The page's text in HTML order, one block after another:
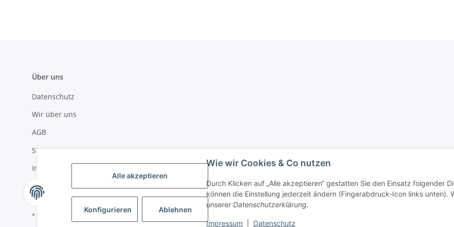
Alle akzeptieren
Konfigurieren Ablehnen
Wie wir Cookies & Co nutzen
Durch Klicken auf „Alle akzeptieren“ gestatten Sie den Einsatz folgender
können die Einstellung jederzeit ändern (Fingerabdruck-Icon links unten).
unserer Datenschutzerklärung.
Impressum Datenschutz
Über uns
Datenschutz
Wir über uns
AGB
Sitemap
Impressum
Widerrufsrecht
* Alle Preise inkl. gesetzlicher USt., zzgl.